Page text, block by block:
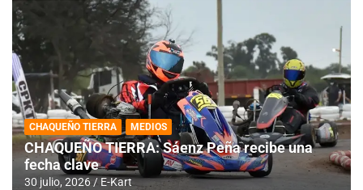
CHAQUEÑO TIERRA MEDIOS
CHAQUEÑO TIERRA: Sáenz Peña recibe una
fecha clave
30 julio, 2026 E-Kart